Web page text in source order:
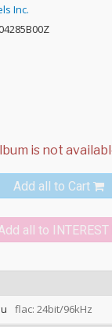
Inc.
Add all to Cart
all to INTEREST
flac: 24bit/96kHz